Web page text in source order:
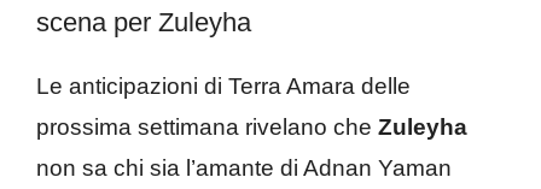
scena per Zuleyha
Le anticipazioni di Terra Amara delle
prossima settimana rivelano che Zuleyha
non sa chi sia l’amante di Adnan Yaman